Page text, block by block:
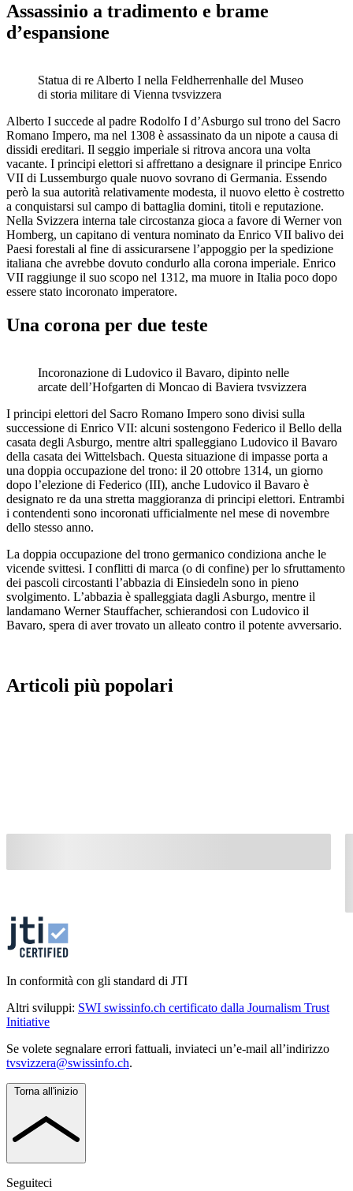
Assassinio a tradimento e brame
d’espansione
Statua di re Alberto I nella Feldherrenhalle del Museo
di storia militare di Vienna tvsvizzera
Alberto I succede al padre Rodolfo I d’Asburgo sul trono del Sacro
Romano Impero, ma nel 1308 è assassinato da un nipote a causa di
dissidi ereditari. Il seggio imperiale si ritrova ancora una volta
vacante. I principi elettori si affrettano a designare il principe Enrico
VII di Lussemburgo quale nuovo sovrano di Germania. Essendo
però la sua autorità relativamente modesta, il nuovo eletto è costretto
a conquistarsi sul campo di battaglia domini, titoli e reputazione.
Nella Svizzera interna tale circostanza gioca a favore di Werner von
Homberg, un capitano di ventura nominato da Enrico VII balivo dei
Paesi forestali al fine di assicurarsene l’appoggio per la spedizione
italiana che avrebbe dovuto condurlo alla corona imperiale. Enrico
VII raggiunge il suo scopo nel 1312, ma muore in Italia poco dopo
essere stato incoronato imperatore.
Una corona per due teste
Incoronazione di Ludovico il Bavaro, dipinto nelle
arcate dell’Hofgarten di Moncao di Baviera tvsvizzera
I principi elettori del Sacro Romano Impero sono divisi sulla
successione di Enrico VII: alcuni sostengono Federico il Bello della
casata degli Asburgo, mentre altri spalleggiano Ludovico il Bavaro
della casata dei Wittelsbach. Questa situazione di impasse porta a
una doppia occupazione del trono: il 20 ottobre 1314, un giorno
dopo l’elezione di Federico (III), anche Ludovico il Bavaro è
designato re da una stretta maggioranza di principi elettori. Entrambi
i contendenti sono incoronati ufficialmente nel mese di novembre
dello stesso anno.
La doppia occupazione del trono germanico condiziona anche le
vicende svittesi. I conflitti di marca (o di confine) per lo sfruttamento
dei pascoli circostanti l’abbazia di Einsiedeln sono in pieno
svolgimento. L’abbazia è spalleggiata dagli Asburgo, mentre il
landamano Werner Stauffacher, schierandosi con Ludovico il
Bavaro, spera di aver trovato un alleato contro il potente avversario.
Articoli più popolari
In conformità con gli standard di JTI
Altri sviluppi: SWI swissinfo.ch certificato dalla Journalism Trust
Initiative
Se volete segnalare errori fattuali, inviateci un’e-mail all’indirizzo
tvsvizzera@swissinfo.ch.
Torna all'inizio
Seguiteci